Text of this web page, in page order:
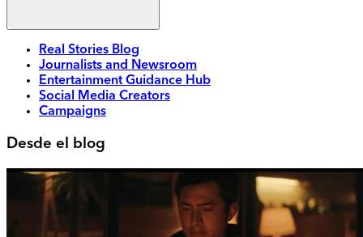
Real Stories Blog
Journalists and Newsroom
Entertainment Guidance Hub
Social Media Creators
Campaigns
Desde el blog